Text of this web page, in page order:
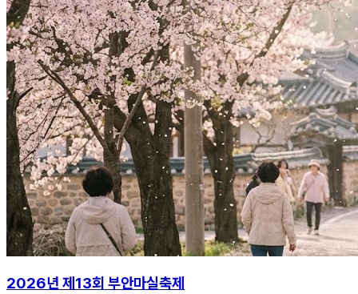
2026년 제13회 부안마실축제